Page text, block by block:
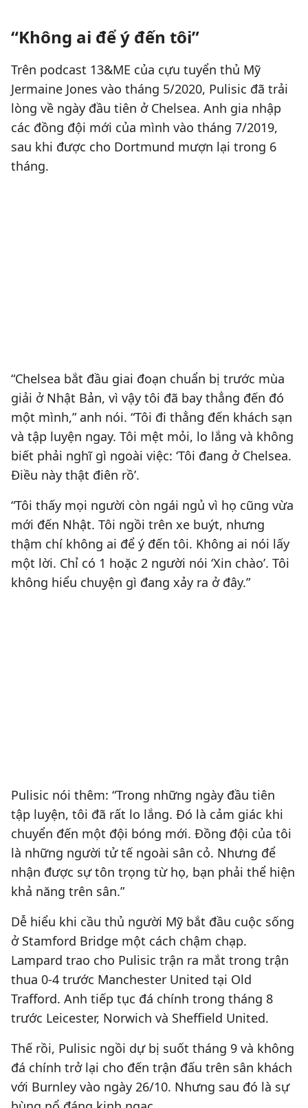
“Không ai để ý đến tôi”
Trên podcast 13&ME của cựu tuyển thủ Mỹ
Jermaine Jones vào tháng 5/2020, Pulisic đã trải
lòng về ngày đầu tiên ở Chelsea. Anh gia nhập
các đồng đội mới của mình vào tháng 7/2019,
sau khi được cho Dortmund mượn lại trong 6
tháng.
“Chelsea bắt đầu giai đoạn chuẩn bị trước mùa
giải ở Nhật Bản, vì vậy tôi đã bay thẳng đến đó
một mình,” anh nói. “Tôi đi thẳng đến khách sạn
và tập luyện ngay. Tôi mệt mỏi, lo lắng và không
biết phải nghĩ gì ngoài việc: ‘Tôi đang ở Chelsea.
Điều này thật điên rồ’.
“Tôi thấy mọi người còn ngái ngủ vì họ cũng vừa
mới đến Nhật. Tôi ngồi trên xe buýt, nhưng
thậm chí không ai để ý đến tôi. Không ai nói lấy
một lời. Chỉ có 1 hoặc 2 người nói ‘Xin chào’. Tôi
không hiểu chuyện gì đang xảy ra ở đây.”
Pulisic nói thêm: “Trong những ngày đầu tiên
tập luyện, tôi đã rất lo lắng. Đó là cảm giác khi
chuyển đến một đội bóng mới. Đồng đội của tôi
là những người tử tế ngoài sân cỏ. Nhưng để
nhận được sự tôn trọng từ họ, bạn phải thể hiện
khả năng trên sân.”
Dễ hiểu khi cầu thủ người Mỹ bắt đầu cuộc sống
ở Stamford Bridge một cách chậm chạp.
Lampard trao cho Pulisic trận ra mắt trong trận
thua 0-4 trước Manchester United tại Old
Trafford. Anh tiếp tục đá chính trong tháng 8
trước Leicester, Norwich và Sheffield United.
Thế rồi, Pulisic ngồi dự bị suốt tháng 9 và không
đá chính trở lại cho đến trận đấu trên sân khách
với Burnley vào ngày 26/10. Nhưng sau đó là sự